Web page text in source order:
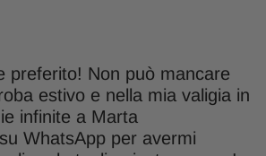
preferito! Non può mancare
estivo e nella mia valigia in
infinite a Marta
WhatsApp per avermi